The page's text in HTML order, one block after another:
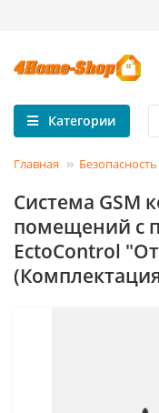
Категории
Главная Безопасность
Система GSM
помещений с
EctoСontrol